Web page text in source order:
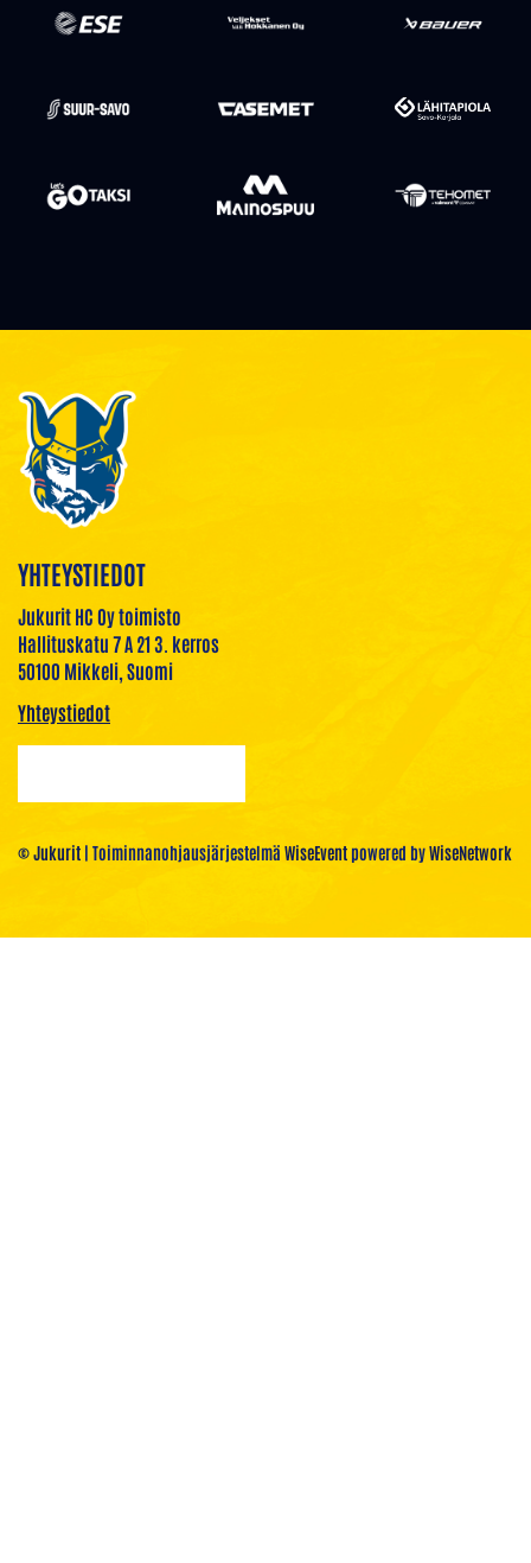
YHTEYSTIEDOT
Jukurit HC Oy toimisto
Hallituskatu 7 A 21 3. kerros
50100 Mikkeli, Suomi
Yhteystiedot
© Jukurit | Toiminnanohjausjärjestelmä WiseEventpowered byWiseNetwork